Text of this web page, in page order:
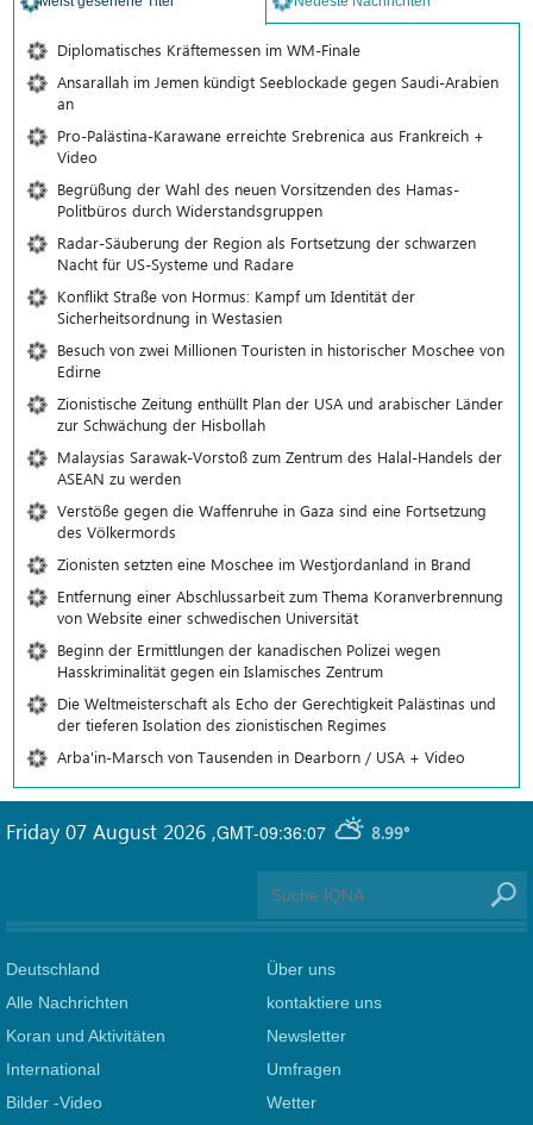
Diplomatisches Kräftemessen im WM-Finale
Ansarallah im Jemen kündigt Seeblockade gegen Saudi-Arabien
an
Pro-Palästina-Karawane erreichte Srebrenica aus Frankreich +
Video
Begrüßung der Wahl des neuen Vorsitzenden des Hamas-
Politbüros durch Widerstandsgruppen
Radar-Säuberung der Region als Fortsetzung der schwarzen
Nacht für US-Systeme und Radare
Konflikt Straße von Hormus: Kampf um Identität der
Sicherheitsordnung in Westasien
Besuch von zwei Millionen Touristen in historischer Moschee von
Edirne
Zionistische Zeitung enthüllt Plan der USA und arabischer Länder
zur Schwächung der Hisbollah
Malaysias Sarawak-Vorstoß zum Zentrum des Halal-Handels der
ASEAN zu werden
Verstöße gegen die Waffenruhe in Gaza sind eine Fortsetzung
des Völkermords
Zionisten setzten eine Moschee im Westjordanland in Brand
Entfernung einer Abschlussarbeit zum Thema Koranverbrennung
von Website einer schwedischen Universität
Beginn der Ermittlungen der kanadischen Polizei wegen
Hasskriminalität gegen ein Islamisches Zentrum
Die Weltmeisterschaft als Echo der Gerechtigkeit Palästinas und
der tieferen Isolation des zionistischen Regimes
Arba'in-Marsch von Tausenden in Dearborn / USA + Video
GMT-09:36:07 8.99°
Friday 07 August 2026 ,
Deutschland
Alle Nachrichten
Koran und Aktivitäten
International
Bilder -Video
Über uns
kontaktiere uns
Newsletter
Umfragen
Wetter